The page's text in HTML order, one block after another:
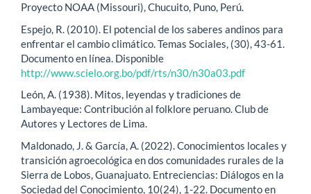
Proyecto NOAA (Missouri), Chucuito, Puno, Perú.
Espejo, R. (2010). El potencial de los saberes andinos para
enfrentar el cambio climático. Temas Sociales, (30), 43-61.
Documento en línea. Disponible
http://www.scielo.org.bo/pdf/rts/n30/n30a03.pdf
León, A. (1938). Mitos, leyendas y tradiciones de
Lambayeque: Contribución al folklore peruano. Club de
Autores y Lectores de Lima.
Maldonado, J. & García, A. (2022). Conocimientos locales y
transición agroecológica en dos comunidades rurales de la
Sierra de Lobos, Guanajuato. Entreciencias: Diálogos en la
Sociedad del Conocimiento, 10(24), 1-22. Documento en